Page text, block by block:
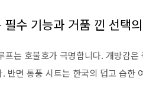
수 기능과 거품 낀 선택
프는 호불호가 극명합니다. 개방감
반면 통풍 시트는 한국의 덥고 습한